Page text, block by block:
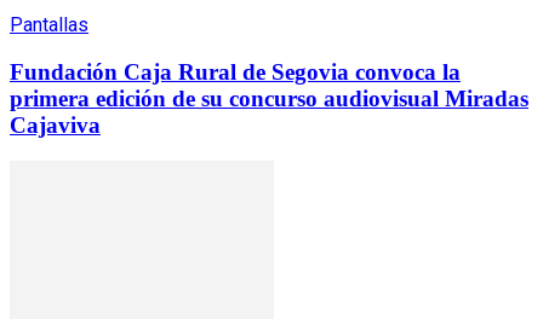
Pantallas
Fundación Caja Rural de Segovia convoca la
primera edición de su concurso audiovisual Miradas
Cajaviva